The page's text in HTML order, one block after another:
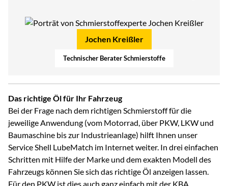
Jochen Kreißler
Technischer Berater Schmierstoffe
Das richtige Öl für Ihr Fahrzeug
Bei der Frage nach dem richtigen Schmierstoff für die
jeweilige Anwendung (vom Motorrad, über PKW, LKW und
Baumaschine bis zur Industrieanlage) hilft Ihnen unser
Service Shell LubeMatch im Internet weiter. In drei einfachen
Schritten mit Hilfe der Marke und dem exakten Modell des
Fahrzeugs können Sie sich das richtige Öl anzeigen lassen.
Für den PKW ist dies auch ganz einfach mit der KBA